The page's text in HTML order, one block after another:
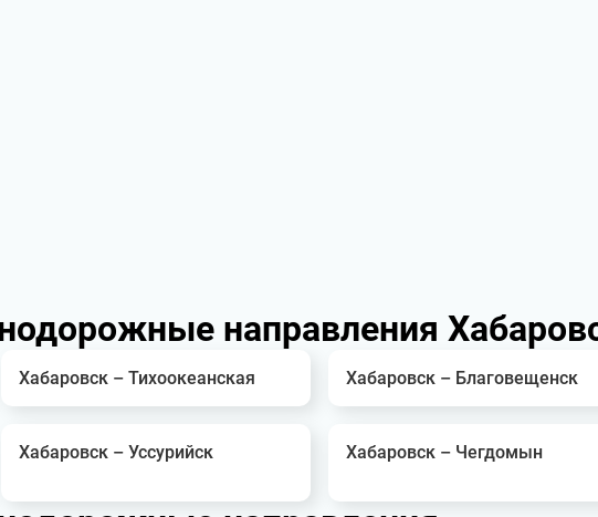
направления
Хабаровск – Тихоокеанская Хабаровск – Благовещенск
Хабаровск – Уссурийск Хабаровск – Чегдомын